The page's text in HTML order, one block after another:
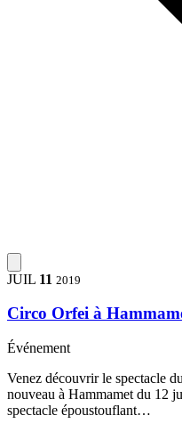
JUIL 11 2019
Circo Orfei à
Événement
Venez découvrir le spectacle
nouveau à Hammamet du 12
spectacle époustouflant…